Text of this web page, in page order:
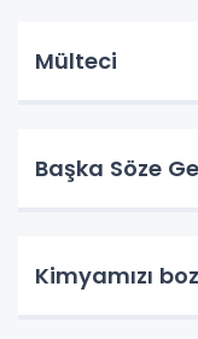
Mülteci
Başka Söze
Kimyamızı